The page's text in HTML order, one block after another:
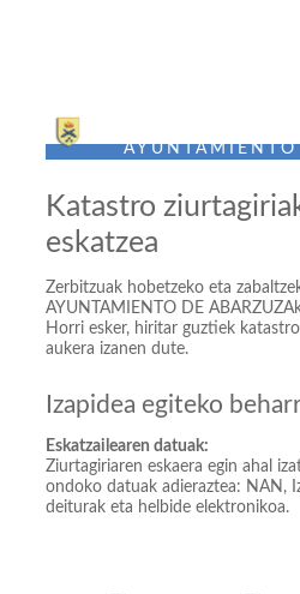
Katastro
eskatzea
Zerbitzuak hobetzeko eta
AYUNTAMIENTO DE
Horri esker, hiritar guztiek
aukera izanen dute.
Izapidea egiteko
Eskatzailearen datuak:
Ziurtagiriaren eskaera egin ahal
ondoko datuak adieraztea: NAN,
deiturak eta helbide elektronikoa.